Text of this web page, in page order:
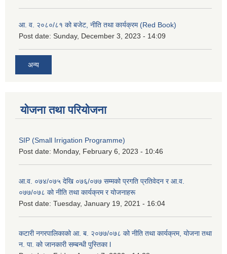
आ. व. २०८०/८१ को बजेट, नीति तथा कार्यक्रम (Red Book)
Post date: Sunday, December 3, 2023 - 14:09
अन्य
योजना तथा परियोजना
SIP (Small Irrigation Programme)
Post date: Monday, February 6, 2023 - 10:46
आ.व. ०७४/०७५ देखि ०७६/०७७ सम्मको प्रगति प्रतिवेदन र आ.व.
०७७/०७८ को नीति तथा कार्यक्रम र योजनाहरू
Post date: Tuesday, January 19, 2021 - 16:04
कटारी नगरपालिकाको आ. ब. २०७७/०७८ को नीति तथा कार्यक्रम, योजना तथा
न. पा. को जानकारी सम्बन्धी पुस्तिका l